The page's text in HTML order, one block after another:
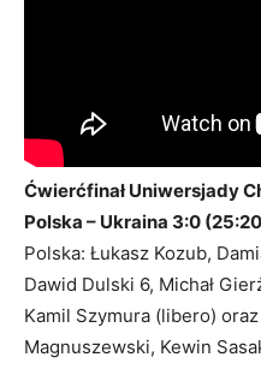
Ćwierćfinał Uniwersjady
Polska – Ukraina 3:0
Polska: Łukasz Kozub,
Dawid Dulski 6, Michał
Kamil Szymura (libero)
Magnuszewski, Kewin